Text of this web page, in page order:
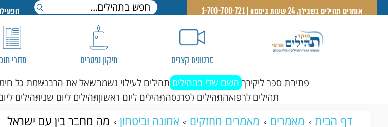
אומרים תהילים בשבילך, 24 שעות ביממה | 1-700-700-721
סרטונים קצרים תיקון נפטרים מדורי
פתיחת ספר ליקירך השם שלי בתהילים תהילים לעילוי נשמהשאל את הרבנשמת כל חי
תהילים לרפואהתהילים לפרנסהתהילים ליום ראשוןתהילים ליום שניתהילים
דף הבית מאמרים מאמרים מחזקים אמונה וביטחון
מה מחבר בין עם ישראל